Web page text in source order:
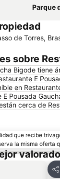
Parque
de Torres,
sobre
Bigode tiene
E
en
Pousada
cerca de
que recibe
la misma oferta